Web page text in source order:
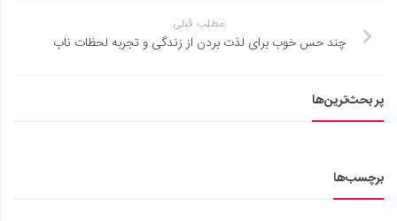
مطلب قبلی
چند حس خوب برای لذت بردن از زندگی و تجربه لحظات ناب
پر بحث‌ترین‌ها
برچسب‌ها